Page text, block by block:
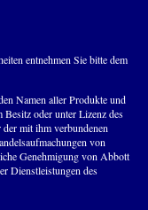
entnehmen Sie bitte dem
Namen aller Produkte und
Besitz oder unter Lizenz des
mit ihm verbundenen
von
Genehmigung von Abbott
Dienstleistungen des